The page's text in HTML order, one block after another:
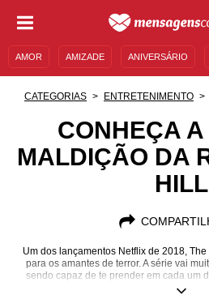
AMOR AMIZADE ANIVERSÁRIO
MENSAGENS E FRASES MENSAGENS
FAMOSOS
CATEGORIAS ENTRETENIMENTO
CONHEÇA
MALDIÇÃO DA
HILL
Um dos lançamentos Netflix de 2018,
para os amantes de terror. A série vai
sendo capaz de te prender em cada um
Conheça mais da trama, dos